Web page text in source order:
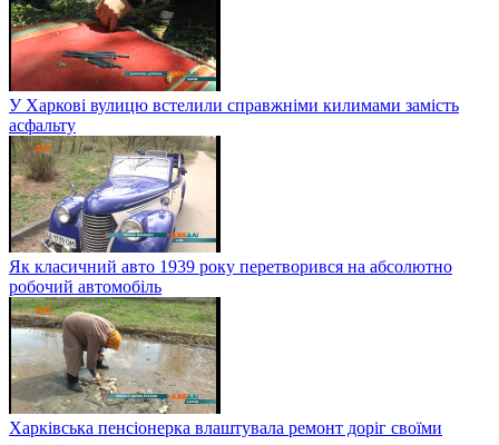
У Харкові вулицю встелили справжніми килимами замість
асфальту
Як класичний авто 1939 року перетворився на абсолютно
робочий автомобіль
Харківська пенсіонерка влаштувала ремонт доріг своїми